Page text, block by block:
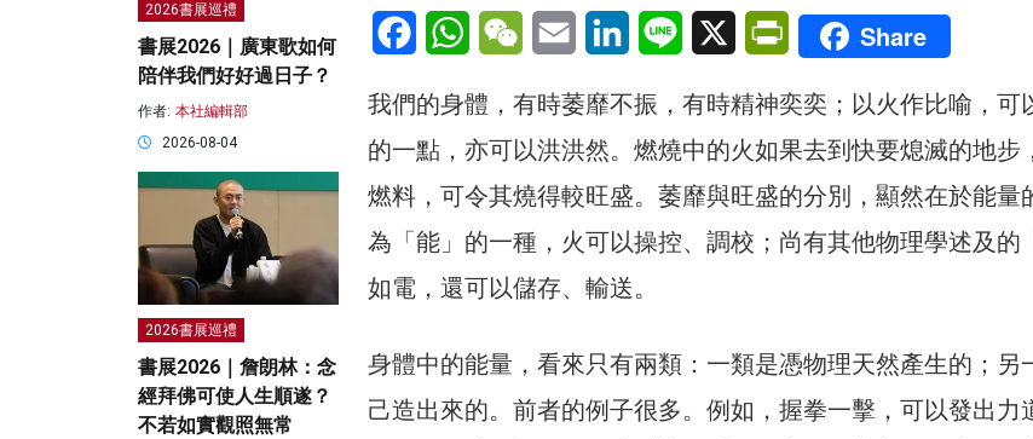
FacebookWhatsAppWeChatEmail LinkedInLine X PrintFriendly
Share
我們的身體，有時萎靡不振，有時精神奕奕；以火作比喻，可
的一點，亦可以洪洪然。燃燒中的火如果去到快要熄滅的地步
燃料，可令其燒得較旺盛。萎靡與旺盛的分別，顯然在於能量
為「能」的一種，火可以操控、調校；尚有其他物理學述及的
如電，還可以儲存、輸送。
身體中的能量，看來只有兩類：一類是憑物理天然產生的；另
己造出來的。前者的例子很多。例如，握拳一擊，可以發出力
2026書展巡禮
書展2026｜廣東歌如何
陪伴我們好好過日子？
作者: 本社編輯部
2026-08-04
2026書展巡禮
書展2026｜詹朗林：念
經拜佛可使人生順遂？
不若如實觀照無常